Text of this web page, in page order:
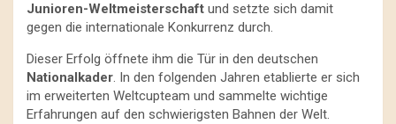
Junioren-Weltmeisterschaft und setzte sich damit
gegen die internationale Konkurrenz durch.
Dieser Erfolg öffnete ihm die Tür in den deutschen
Nationalkader. In den folgenden Jahren etablierte er sich
im erweiterten Weltcupteam und sammelte wichtige
Erfahrungen auf den schwierigsten Bahnen der Welt.